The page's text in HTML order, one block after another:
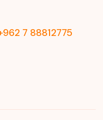
7 88812775